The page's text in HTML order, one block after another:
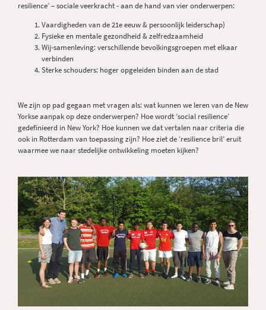
resilience’ – sociale veerkracht - aan de hand van vier onderwerpen:
Vaardigheden van de 21e eeuw & persoonlijk leiderschap)
Fysieke en mentale gezondheid & zelfredzaamheid
Wij-samenleving: verschillende bevolkingsgroepen met elkaar
verbinden
Sterke schouders: hoger opgeleiden binden aan de stad
We zijn op pad gegaan met vragen als: wat kunnen we leren van de New
Yorkse aanpak op deze onderwerpen? Hoe wordt ‘social resilience’
gedefinieerd in New York? Hoe kunnen we dat vertalen naar criteria die
ook in Rotterdam van toepassing zijn? Hoe ziet de ‘resilience bril’ eruit
waarmee we naar stedelijke ontwikkeling moeten kijken?